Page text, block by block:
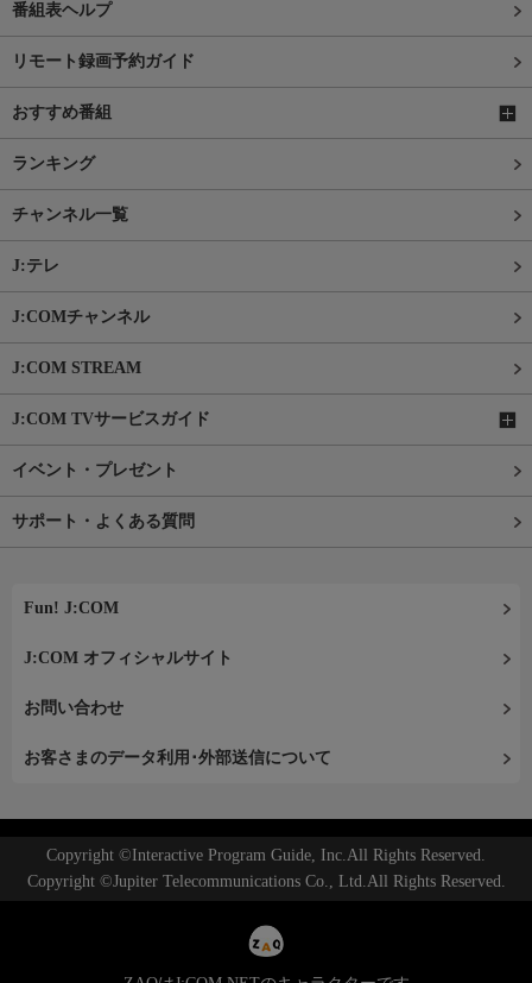
番組表ヘルプ
リモート録画予約ガイド
おすすめ番組
ランキング
チャンネル一覧
J:テレ
J:COMチャンネル
J:COM STREAM
J:COM TVサービスガイド
イベント・プレゼント
サポート・よくある質問
Fun! J:COM
J:COM オフィシャルサイト
お問い合わせ
お客さまのデータ利用･外部送信について
Copyright ©Interactive Program Guide, Inc.All Rights Reserved.
Copyright ©Jupiter Telecommunications Co., Ltd.All Rights Reserved.